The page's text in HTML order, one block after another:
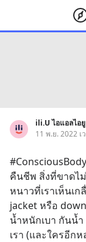
ili.U ไอแอลไอยู
11 พ.ย. 2022 เ
คืนชีพ สิ่งที่ขาดไ
หนาวที่เราเห็นเ
jacket หรือ
น้ำหนักเบา กันน้
เรา (และใครอีก